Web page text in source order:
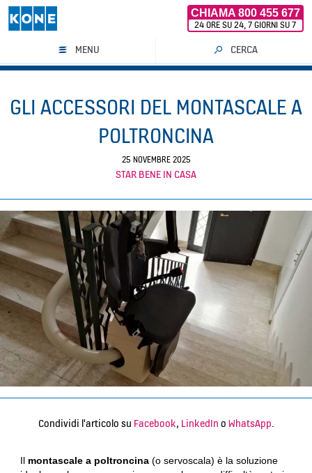
Vai
contenuto
CHIAMA 800 455 677
24 ORE SU 24, 7 GIORNI SU 7
MENU CERCA
GLI ACCESSORI DEL MONTASCALE A
POLTRONCINA
25 NOVEMBRE 2025
STAR BENE IN CASA
Condividi l'articolo su Facebook, LinkedIn o WhatsApp
Il montascale a poltroncina(o servoscala) è la soluzione